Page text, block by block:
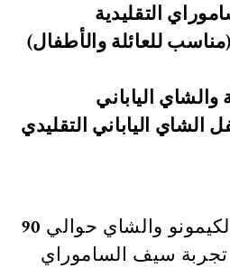
التقليدية
للعائلة والأطفال)
والشاي الياباني
الياباني التقليدي
والشاي حوالي 90
سيف الساموراي